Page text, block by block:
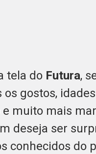
tela do Futura,
gostos,
e muito mais
deseja ser
conhecidos do